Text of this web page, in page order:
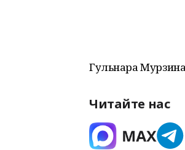
Гульнара Мурзина
Читайте нас